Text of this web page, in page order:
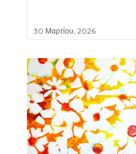
30 Μαρτίου, 2026